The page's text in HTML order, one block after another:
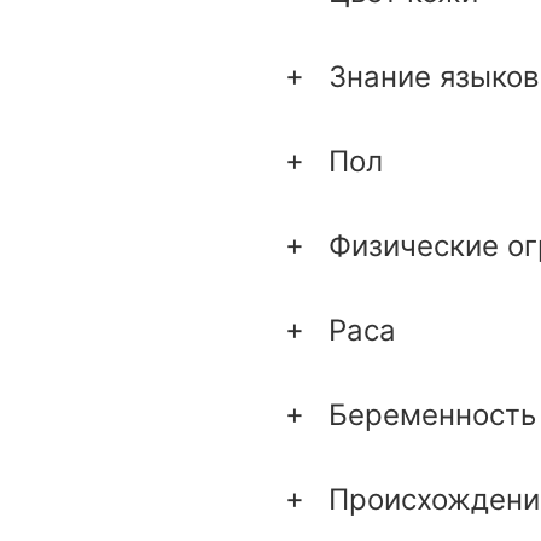
Знание языков
Пол
Физические
Раса
Беременность